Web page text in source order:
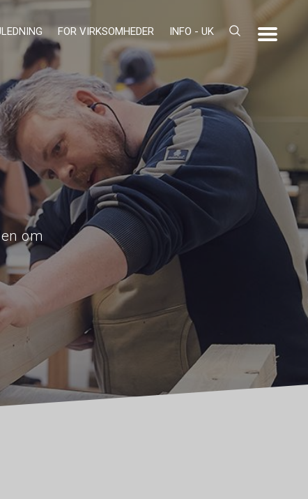
FOR VIRKSOMHEDER INFO - UK
om